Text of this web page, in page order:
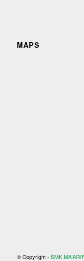
MAPS
© Copyright - SMK